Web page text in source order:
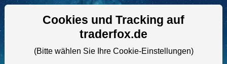
Aktien- und Artikelsuche
Cookies und Tracking auf
traderfox.de
(Bitte wählen Sie Ihre Cookie-Einstellungen)